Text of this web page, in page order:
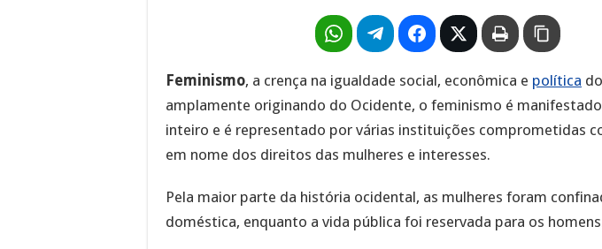
Feminismo, a crença na igualdade social, econômica e política
amplamente originando do Ocidente, o feminismo é
inteiro e é representado por várias instituições comprometidas
em nome dos direitos das mulheres e interesses.
Pela maior parte da história ocidental, as mulheres foram
doméstica, enquanto a vida pública foi reservada para os